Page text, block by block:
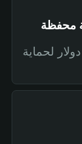
300 مليون دولار لحماية